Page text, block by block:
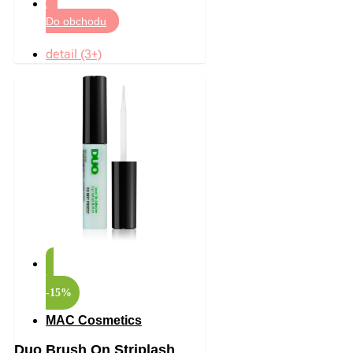
Do obchodu
detail (3+)
-15%
MAC Cosmetics
Duo Brush On Striplash